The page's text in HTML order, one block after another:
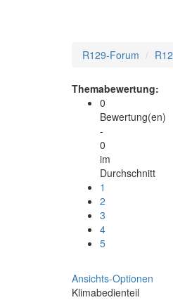
R129-Forum
Themabewertung:
0
Bewertung(en)
-
0
im
Durchschnitt
1
2
3
4
5
Ansichts-Optionen
Klimabedienteil